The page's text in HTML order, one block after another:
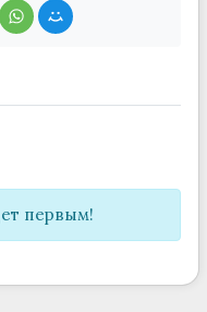
первым!